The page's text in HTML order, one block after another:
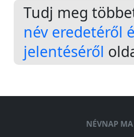
Tudj meg
név eredetéről
jelentéséről
NÉVNAP MA